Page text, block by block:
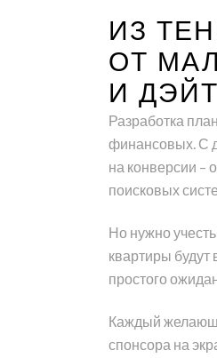
ИЗ
ОТ
И
Разработка
финансовых. С
на конверсии –
поисковых
Но нужно
квартиры
простого
Каждый
спонсора на